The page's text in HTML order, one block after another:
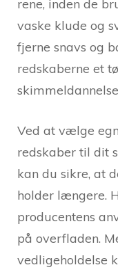
rene, inden de
vaske klude og
fjerne snavs og
redskaberne et
Ved at vælge
redskaber til dit
kan du sikre, at
holder længere.
producentens
på overfladen.
vedligeholdelse